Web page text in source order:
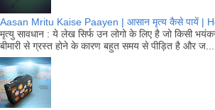
Aasan Mritu Kaise Paayen | आसान मृत्य कैसे पायें |
मृत्यु सावधान : ये लेख सिर्फ उन लोगो के लिए है जो किसी
बीमारी से ग्रस्त होने के कारण बहुत समय से पीड़ित है और ज...